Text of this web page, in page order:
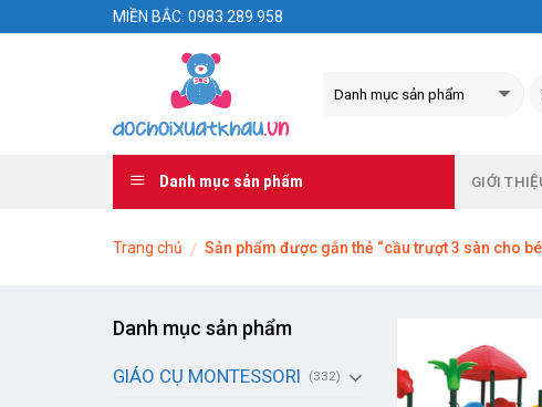
MIỀN BẮC: 0983.289.958
Danh mục sản phẩm GIỚI
Trang chủ / Sản phẩm được gắn thẻ “cầu trượt 3 sàn cho
Danh mục sản phẩm
GIÁO CỤ MONTESSORI (332)